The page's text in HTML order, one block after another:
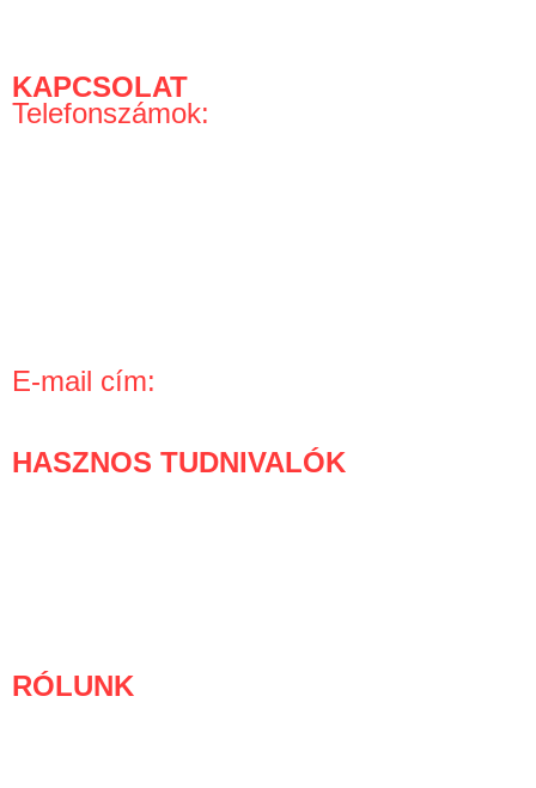
KAPCSOLAT
Telefonszámok:
E-mail cím:
HASZNOS TUDNIVALÓK
RÓLUNK